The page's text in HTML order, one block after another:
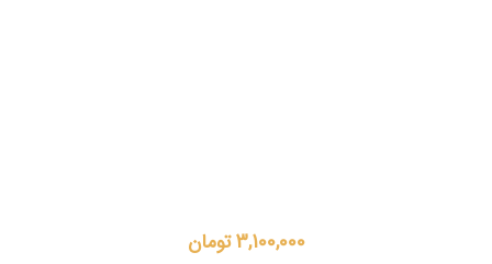
3,100,000 تومان